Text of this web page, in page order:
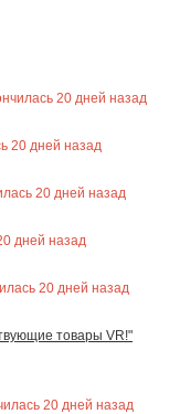
20 дней назад
20 дней назад
20 дней назад
дней назад
20 дней назад
товары VR!"
20 дней назад